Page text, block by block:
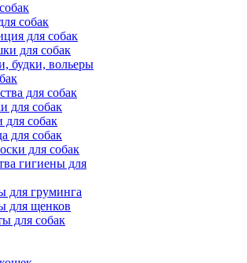
собак
для собак
для собак
будки, вольеры
для собак
для собак
собак
для собак
для собак
гигиены для
для груминга
для щенков
для собак